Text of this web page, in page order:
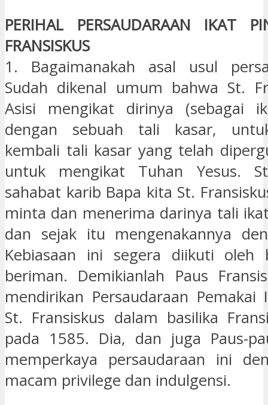
PERIHAL PERSAUDARAAN IKAT
FRANSISKUS
1. Bagaimanakah asal usul
Sudah dikenal umum bahwa St.
Asisi mengikat dirinya (sebagai
dengan sebuah tali kasar,
kembali tali kasar yang telah
untuk mengikat Tuhan Yesus.
sahabat karib Bapa kita St.
minta dan menerima darinya tali
dan sejak itu mengenakannya
Kebiasaan ini segera diikuti oleh
beriman. Demikianlah Paus
mendirikan Persaudaraan Pemakai
St. Fransiskus dalam basilika
pada 1585. Dia, dan juga Paus-
memperkaya persaudaraan ini
macam privilege dan indulgensi.